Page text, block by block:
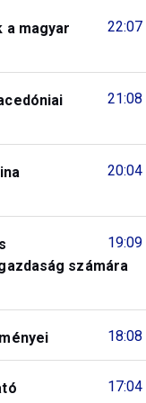
22:07
a magyar
21:08
20:04
19:09
számára
18:08
17:04